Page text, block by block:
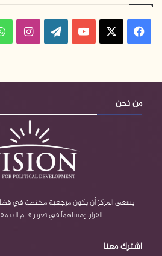
فيسبوك ‫YouTube
‫WordPress
من نحن
يسعى المركز أن يكون مرجعية مختصة في
القرار، ومساهماً في تعزيز قيم
اشترك معنا